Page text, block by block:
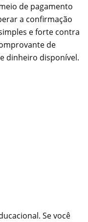
de pagamento
a confirmação
e forte contra
de
dinheiro disponível.
Se você